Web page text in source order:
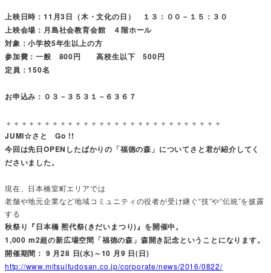
上映日時：11月3日（木・文化の日） １３：００－１５：３０
上映会場：月島社会教育会館 ４階ホール
対象：小学校5年生以上の方
参加費：一般 800円 高校生以下 500円
定員：150名
お申込み：０３－３５３１－６３６７
＋＋＋＋＋＋＋＋＋＋＋＋＋＋＋＋＋＋＋＋＋＋＋＋＋＋＋＋
JUMI☆さと Go !!
今回は先日OPENしたばかりの「福徳の森」についてさと君が紹介してく
ださいました。
現在、日本橋室町エリアでは
老舗や地元企業など地域コミュニティの役者が受け継ぐ“技”や“伝統”を披露
する
秋祭り『日本橋 熈代祭(きだいまつり)』を開催中。
1,000 m2超の新広場空間「福徳の森」森開き記念ということになります。
開催期間： 9 月28 日(水)～10 月9 日(日)
http://www.mitsuifudosan.co.jp/corporate/news/2016/0822/